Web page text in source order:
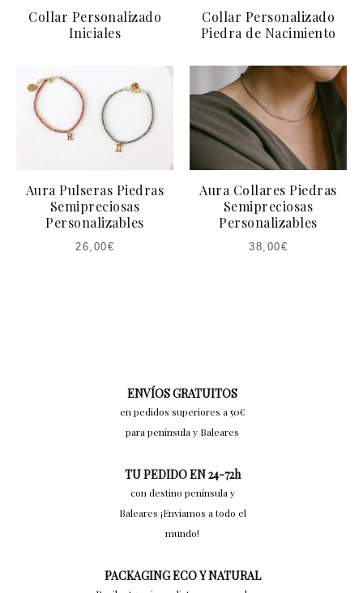
Collar Personalizado
Iniciales
Collar Personalizado
Piedra de Nacimiento
Aura Pulseras Piedras
Semipreciosas
Personalizables
26,00€
Aura Collares Piedras
Semipreciosas
Personalizables
38,00€
ENVÍOS GRATUITOS
en pedidos superiores a 50€
para península y Baleares
TU PEDIDO EN 24-72h
con destino península y
Baleares ¡Enviamos a todo el
mundo!
PACKAGING ECO Y NATURAL